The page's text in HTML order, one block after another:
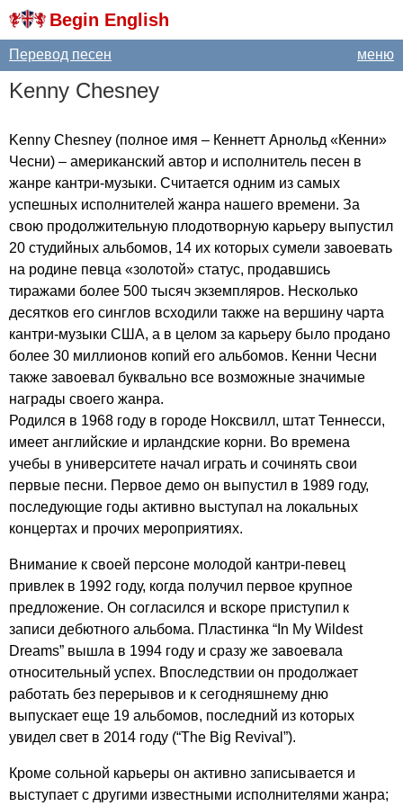
Begin English
меню
Перевод песен
Kenny Chesney
Kenny Chesney (полное имя – Кеннетт Арнольд «Кенни»
Чесни) – американский автор и исполнитель песен в
жанре кантри-музыки. Считается одним из самых
успешных исполнителей жанра нашего времени. За
свою продолжительную плодотворную карьеру выпустил
20 студийных альбомов, 14 их которых сумели завоевать
на родине певца «золотой» статус, продавшись
тиражами более 500 тысяч экземпляров. Несколько
десятков его синглов всходили также на вершину чарта
кантри-музыки США, а в целом за карьеру было продано
более 30 миллионов копий его альбомов. Кенни Чесни
также завоевал буквально все возможные значимые
награды своего жанра.
Родился в 1968 году в городе Ноксвилл, штат Теннесси,
имеет английские и ирландские корни. Во времена
учебы в университете начал играть и сочинять свои
первые песни. Первое демо он выпустил в 1989 году,
последующие годы активно выступал на локальных
концертах и прочих мероприятиях.
Внимание к своей персоне молодой кантри-певец
привлек в 1992 году, когда получил первое крупное
предложение. Он согласился и вскоре приступил к
записи дебютного альбома. Пластинка “ In My Wildest
Dreams” вышла в 1994 году и сразу же завоевала
относительный успех. Впоследствии он продолжает
работать без перерывов и к сегодняшнему дню
выпускает еще 19 альбомов, последний из которых
увидел свет в 2014 году (“The Big Revival ”).
Кроме сольной карьеры он активно записывается и
выступает с другими известными исполнителями жанра;